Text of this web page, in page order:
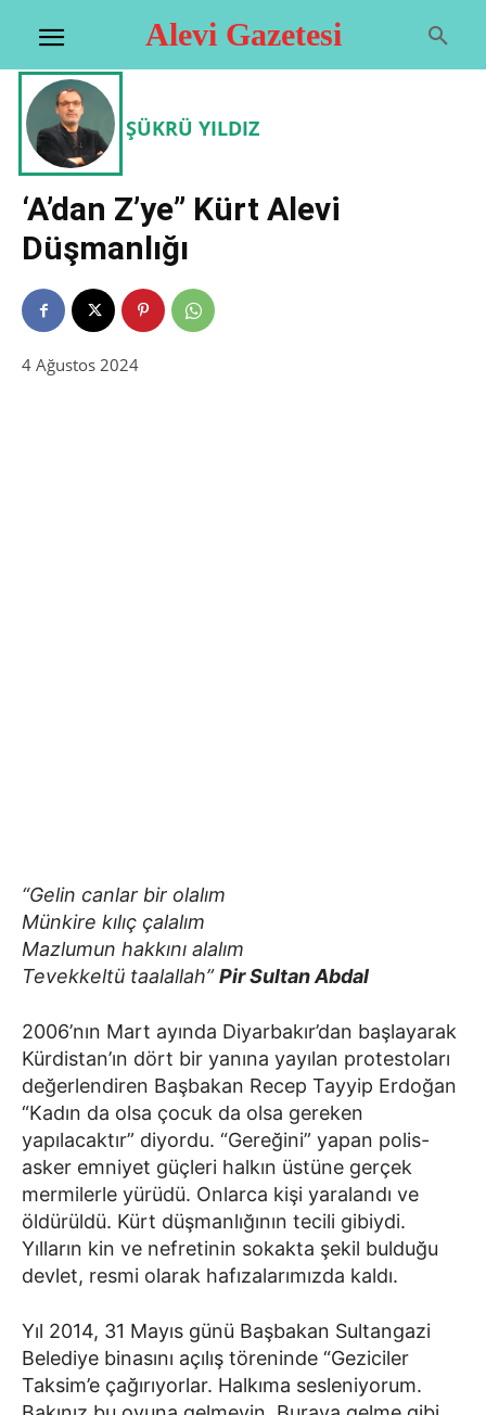
Alevi Gazetesi
ŞÜKRÜ YILDIZ
‘A’dan Z’ye” Kürt Alevi
Düşmanlığı
4 Ağustos 2024
“Gelin canlar bir olalım
Münkire kılıç çalalım
Mazlumun hakkını alalım
Tevekkeltü taalallah”Pir Sultan Abdal
2006’nın Mart ayında Diyarbakır’dan başlayarak
Kürdistan’ın dört bir yanına yayılan protestoları
değerlendiren Başbakan Recep Tayyip Erdoğan
“Kadın da olsa çocuk da olsa gereken
yapılacaktır” diyordu. “Gereğini” yapan polis-
asker emniyet güçleri halkın üstüne gerçek
mermilerle yürüdü. Onlarca kişi yaralandı ve
öldürüldü. Kürt düşmanlığının tecili gibiydi.
Yılların kin ve nefretinin sokakta şekil bulduğu
devlet, resmi olarak hafızalarımızda kaldı.
Yıl 2014, 31 Mayıs günü Başbakan Sultangazi
Belediye binasını açılış töreninde “Geziciler
Taksim’e çağırıyorlar. Halkıma sesleniyorum.